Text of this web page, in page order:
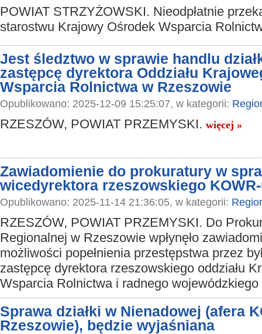
POWIAT STRZYŻOWSKI. Nieodpłatnie
starostwu Krajowy Ośrodek Wsparcia
Jest śledztwo w sprawie handlu
zastępcę dyrektora Oddziału
Wsparcia Rolnictwa w Rzeszowie
Opublikowano: 2025-12-09 15:25:07, w kategorii:
RZESZÓW, POWIAT PRZEMYSKI. więcej »
Zawiadomienie do prokuratury w
wicedyrektora rzeszowskiego
Opublikowano: 2025-11-14 21:36:05, w kategorii:
RZESZÓW, POWIAT PRZEMYSKI. Do
Regionalnej w Rzeszowie wpłynęło
możliwości popełnienia przestępstwa przez
zastępcę dyrektora rzeszowskiego oddziału
Wsparcia Rolnictwa i radnego
Sprawa działki w Nienadowej (afera
Rzeszowie), będzie wyjaśniana